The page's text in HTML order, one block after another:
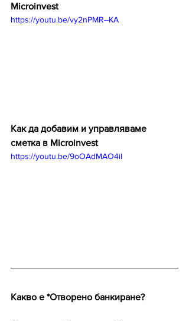
Microinvest
https://youtu.be/vy2nPMR--KA
Как да добавим и управляваме
сметка в Microinvest
https://youtu.be/9oOAdMAO4iI
Какво е *Отворено банкиране?